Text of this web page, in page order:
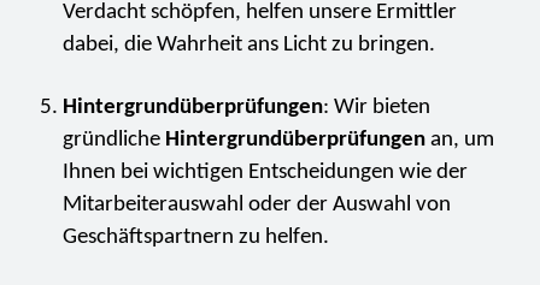
Verdacht schöpfen, helfen unsere Ermittler
dabei, die Wahrheit ans Licht zu bringen.
Hintergrundüberprüfungen: Wir bieten
gründliche Hintergrundüberprüfungenan, um
Ihnen bei wichtigen Entscheidungen wie der
Mitarbeiterauswahl oder der Auswahl von
Geschäftspartnern zu helfen.